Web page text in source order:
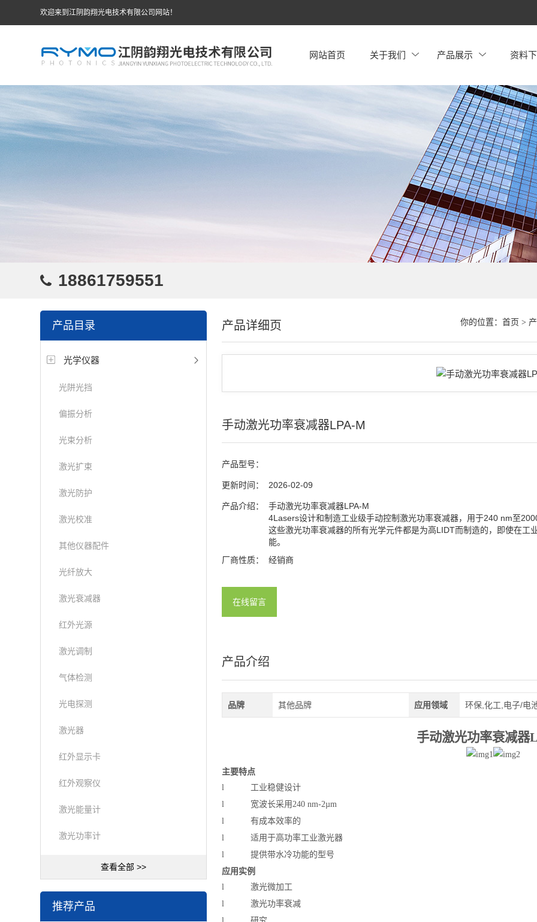
欢迎来到江阴韵翔光电技术有限公司网站！
网站首页 关于我们 产品展示 资料
18861759551
产品目录
光学仪器
光阱光挡
偏振分析
光束分析
激光扩束
激光防护
激光校准
其他仪器配件
光纤放大
激光衰减器
红外光源
激光调制
气体检测
光电探测
激光器
红外显示卡
红外观察仪
激光能量计
激光功率计
查看全部 >>
推荐产品
你的位置： 首页 >
产品详细页
手动激光功率衰减器LPA-M
产品型号：
更新时间： 2026-02-09
产品介绍：
手动激光功率衰减器LPA-M
4Lasers设计和制造工业级手动控制激光功率衰减器，用于240 nm至
这些激光功率衰减器的所有光学元件都是为高LIDT而制造的，即使在工
能。
厂商性质：
经销商
在线留言
产品介绍
品牌 其他品牌 应用领域 环保,化工,电子/电
手动激光功率衰减器
主要特点
l
工业稳健设计
l
宽波长采用240 nm-2µm
l
有成本效率的
l
适用于高功率工业激光器
l
提供带水冷功能的型号
应用实例
l
激光微加工
l
激光功率衰减